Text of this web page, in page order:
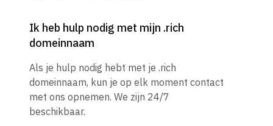
Ik heb hulp nodig met mijn .rich
domeinnaam
Als je hulp nodig hebt met je .rich
domeinnaam, kun je op elk moment contact
met ons opnemen. We zijn 24/7
beschikbaar.